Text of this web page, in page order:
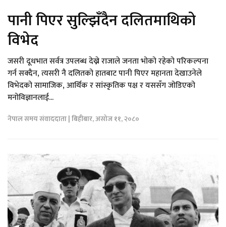
पानी पिएर सुल्झिँदैन दलितमाथिको
विभेद
जसरी दूधभात सर्वत्र उपलब्ध देख्ने राजाले जनता भोको रहेको परिकल्पना
गर्न सक्दैन, त्यसरी नै दलितको हातबाट पानी पिएर महानता देखाउनेले
विभेदको सामाजिक, आर्थिक र सांस्कृतिक पक्ष र यससँग जोडिएको
मनोविज्ञानलाई...
नेपाल समय संवाददाता | बिहीबार, असोज ११, २०८०